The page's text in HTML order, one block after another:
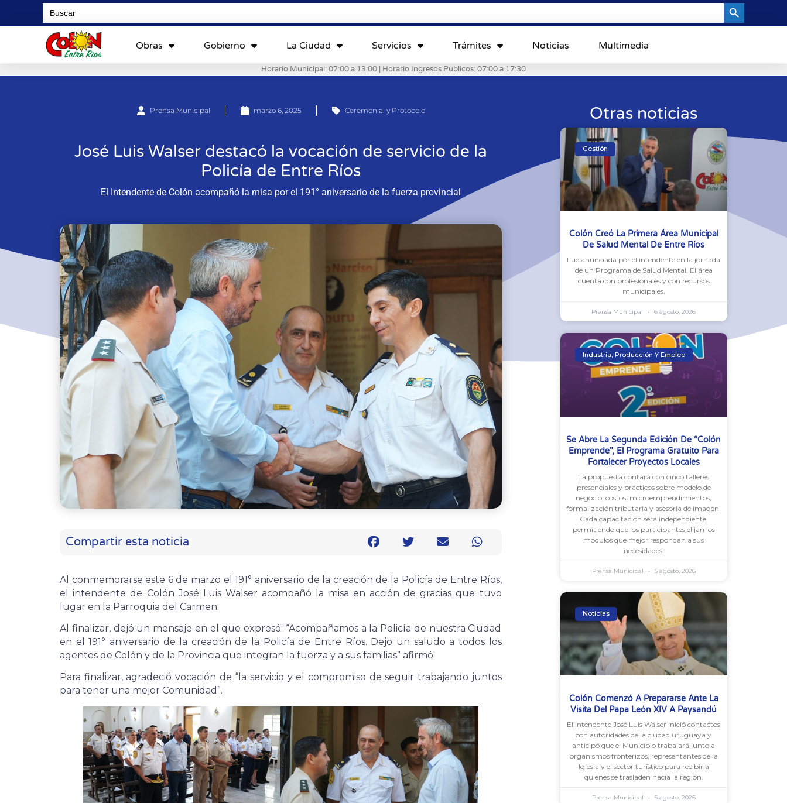
Search
for:
Obras Gobierno La Ciudad Servicios Trámites Noticias Multimedia
Horario Municipal: 07:00 a 13:00 | Horario Ingresos Públicos: 07:00 a 17:30
Prensa Municipal marzo 6, 2025 Ceremonial y Protocolo
José Luis Walser destacó la vocación de servicio de la
Policía de Entre Ríos
El Intendente de Colón acompañó la misa por el 191° aniversario de la fuerza provincial
Compartir esta noticia
Al conmemorarse este 6 de marzo el 191° aniversario de la creación de la Policía de Entre Ríos,
el intendente de Colón José Luis Walser acompañó la misa en acción de gracias que tuvo
lugar en la Parroquia del Carmen.
Al finalizar, dejó un mensaje en el que expresó: “Acompañamos a la Policía de nuestra Ciudad
en el 191° aniversario de la creación de la Policía de Entre Ríos. Dejo un saludo a todos los
agentes de Colón y de la Provincia que integran la fuerza y a sus familias” afirmó.
Para finalizar, agradeció vocación de “la servicio y el compromiso de seguir trabajando juntos
para tener una mejor Comunidad”.
Otras noticias
Gestión
Colón Creó La Primera Área Municipal
De Salud Mental De Entre Ríos
Fue anunciada por el intendente en la jornada
de un Programa de Salud Mental. El área
cuenta con profesionales y con recursos
municipales.
Prensa Municipal 6 agosto, 2026
Industria, Producción Y Empleo
Se Abre La Segunda Edición De “Colón
Emprende”, El Programa Gratuito Para
Fortalecer Proyectos Locales
La propuesta contará con cinco talleres
presenciales y prácticos sobre modelo de
negocio, costos, microemprendimientos,
formalización tributaria y asesoría de imagen.
Cada capacitación será independiente,
permitiendo que los participantes elijan los
módulos que mejor respondan a sus
necesidades.
Prensa Municipal 5 agosto, 2026
Noticias
Colón Comenzó A Prepararse Ante La
Visita Del Papa León XIV A Paysandú
El intendente José Luis Walser inició contactos
con autoridades de la ciudad uruguaya y
anticipó que el Municipio trabajará junto a
organismos fronterizos, representantes de la
Iglesia y el sector turístico para recibir a
quienes se trasladen hacia la región.
Prensa Municipal 5 agosto, 2026